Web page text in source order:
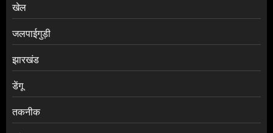
खेल
जलपाईगुड़ी
झारखंड
डेंगू
तकनीक